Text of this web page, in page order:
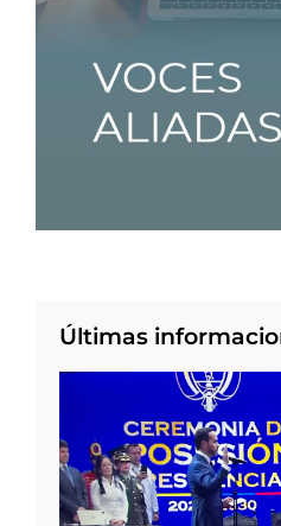
Últimas